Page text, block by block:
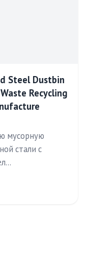
Steel Dustbin
Recycling
мусорную
стали с